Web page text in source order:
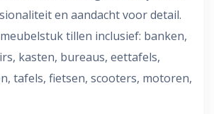
en aandacht voor detail.
tillen inclusief: banken,
kasten, bureaus, eettafels,
tafels, fietsen, scooters, motoren,